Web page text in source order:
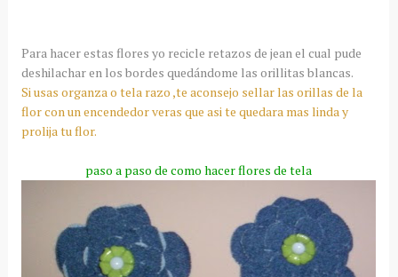
Para hacer estas flores yo recicle retazos de jeanel cual pude
deshilachar en los bordes quedándome las orillitas blancas.
Si usas organza o tela razo ,te aconsejo sellar las orillas de la
flor con un encendedor veras que asi te quedara mas linda y
prolija tu flor.
paso a paso de como hacer flores de tela